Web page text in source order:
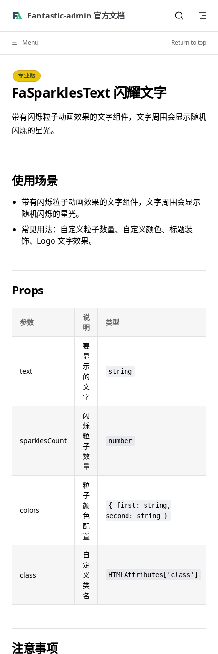
Skip to content
Fantastic-admin 官方文档
Menu Return to top
专业版
FaSparklesText 闪耀文字
带有闪烁粒子动画效果的文字组件，文字周围会显示随机
闪烁的星光。
使用场景
带有闪烁粒子动画效果的文字组件，文字周围会显示
随机闪烁的星光。
常见用法：自定义粒子数量、自定义颜色、标题装
饰、Logo 文字效果。
Props
参数
说
明
类型
text
要
显
示
的
文
字
string
sparklesCount
闪
烁
粒
子
数
量
number
colors
粒
子
颜
色
配
置
{ first: string,
second: string }
class
自
定
义
类
名
HTMLAttributes['class']
注意事项